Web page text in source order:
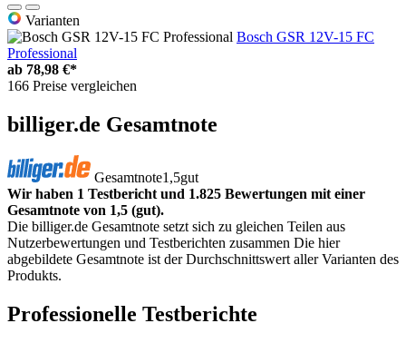
Varianten
Bosch GSR 12V-15 FC
Professional
ab 78,98 €*
166 Preise vergleichen
billiger.de Gesamtnote
Gesamtnote1,5gut
Wir haben 1 Testbericht und 1.825 Bewertungen mit einer
Gesamtnote von 1,5 (gut).
Die billiger.de Gesamtnote setzt sich zu gleichen Teilen aus
Nutzerbewertungen und Testberichten zusammen Die hier
abgebildete Gesamtnote ist der Durchschnittswert aller Varianten des
Produkts.
Professionelle Testberichte